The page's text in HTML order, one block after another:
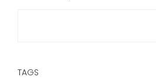
TAGS